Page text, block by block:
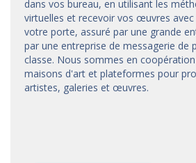
dans vos bureau, en utilisant les
virtuelles et recevoir vos œuvres avec
votre porte, assuré par une grande
par une entreprise de messagerie de
classe. Nous sommes en
maisons d'art et plateformes pour
artistes, galeries et œuvres.